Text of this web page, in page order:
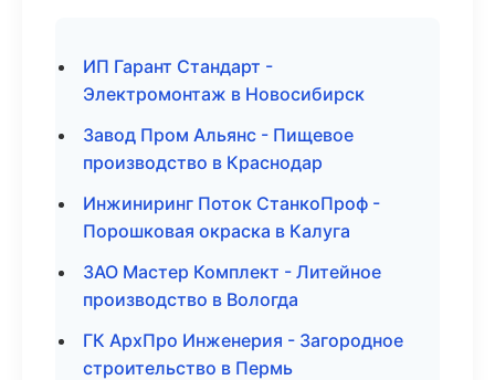
ИП Гарант Стандарт -
Электромонтаж в Новосибирск
Завод Пром Альянс - Пищевое
производство в Краснодар
Инжиниринг Поток СтанкоПроф -
Порошковая окраска в Калуга
ЗАО Мастер Комплект - Литейное
производство в Вологда
ГК АрхПро Инженерия - Загородное
строительство в Пермь